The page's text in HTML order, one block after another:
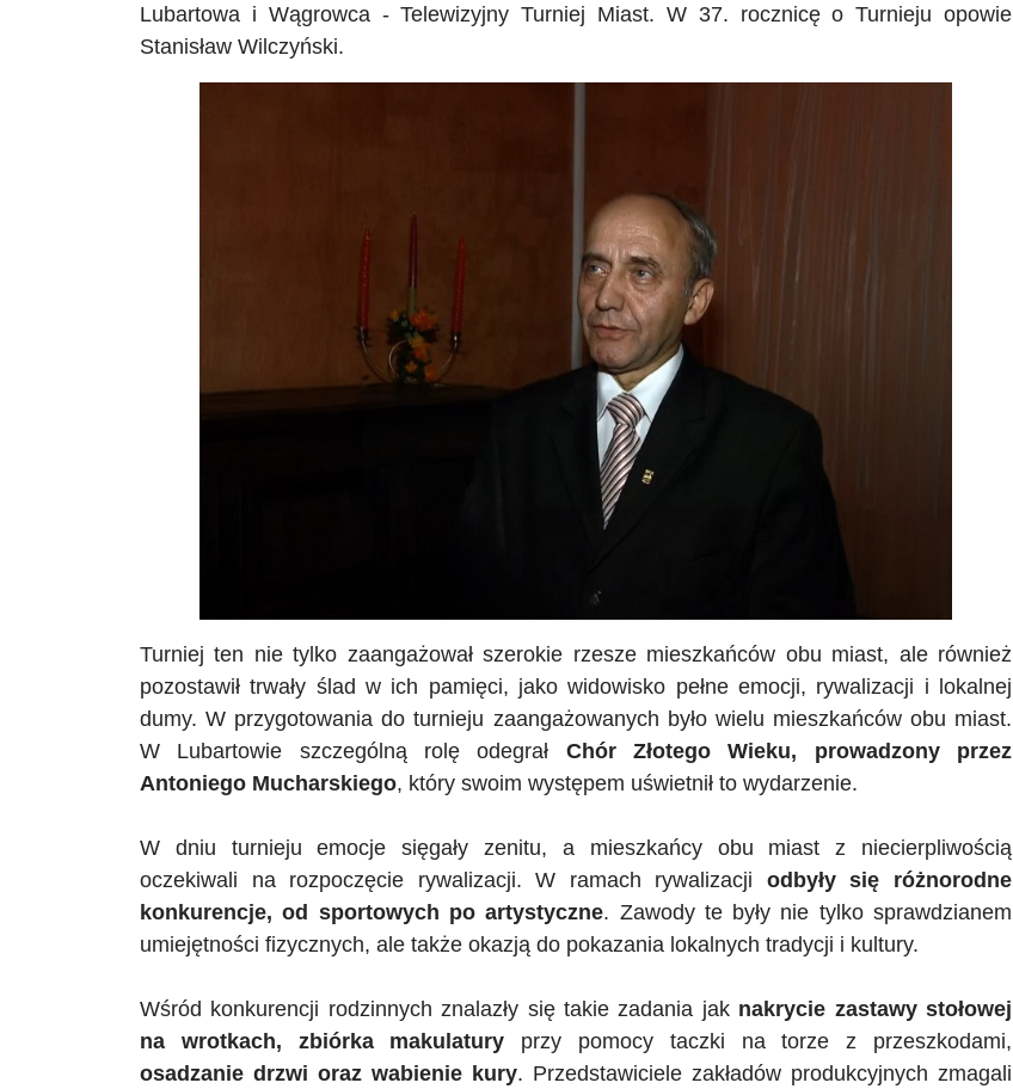
Lubartowa i Wągrowca - Telewizyjny Turniej Miast. W 37. rocznicę o Turnieju opowie
Stanisław Wilczyński.
Turniej ten nie tylko zaangażował szerokie rzesze mieszkańców obu miast, ale również
pozostawił trwały ślad w ich pamięci, jako widowisko pełne emocji, rywalizacji i lokalnej
dumy. W przygotowania do turnieju zaangażowanych było wielu mieszkańców obu miast.
W Lubartowie szczególną rolę odegrał Chór Złotego Wieku, prowadzony przez
Antoniego Mucharskiego, który swoim występem uświetnił to wydarzenie.
W dniu turnieju emocje sięgały zenitu, a mieszkańcy obu miast z niecierpliwością
oczekiwali na rozpoczęcie rywalizacji. W ramach rywalizacji odbyły się różnorodne
konkurencje, od sportowych po artystyczne. Zawody te były nie tylko sprawdzianem
umiejętności fizycznych, ale także okazją do pokazania lokalnych tradycji i kultury.
Wśród konkurencji rodzinnych znalazły się takie zadania jak nakrycie zastawy stołowej
na wrotkach, zbiórka makulatury przy pomocy taczki na torze z przeszkodami,
osadzanie drzwi oraz wabienie kury. Przedstawiciele zakładów produkcyjnych zmagali